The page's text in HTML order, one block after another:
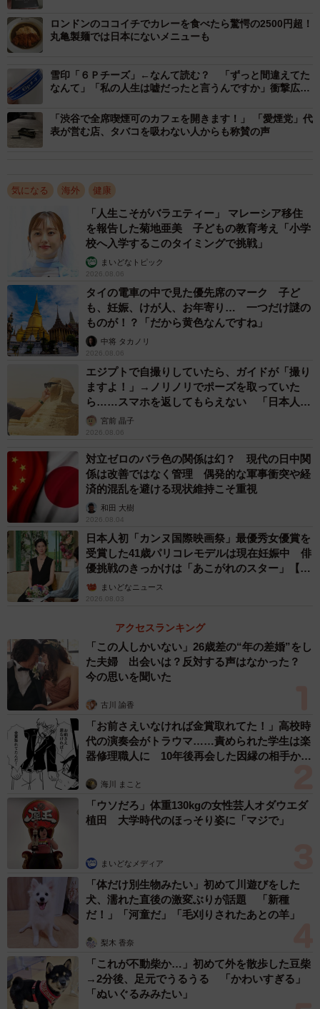
売ってくれるという。知らなければ決して辿り着けない魔
窟。
お前…本当にマールボロなのかい？
となると、買う方はどんなタバコがいくらで売られている
か全くわからず、銘柄を見て選ぶこともできないのでは？
と疑問に思うかもしれない。その通りである。なので筆者
は、目についた適当なスーパーに入り、とりあえず間違い
なく置いてありそうな「マールボロ」を頼んでみた。する
と店員も黙って頷き、棚の扉をおもむろに開けて中のタバ
上、何やら喫煙で損傷を受けた肺だか脳だかのおどろおど
ろしい写真が大きくプリントされている。俺の知っている
マールボロと違う。そう、イギリスではパッケージにも厳
しい規制が設けられており、ブランドごとに異なるデザイ
ンにすることはできないのだ（これも後で調べて知っ
た）。
マールボロ1箱2250円
で、カードの明細を確認したら日本円にして2250円（2022
年7月現在）が引き落とされていた！ それなりに高いだろ
う、まあ1000円くらいかな、などと予想してはいたのだ
が、まさか2000円を超えてくるとは。それであの極めて自
由かつ盛んな路上喫煙ぶり、私はイギリスがわからない。
※ちなみにずいぶん高くなったとはいえ、マールボロは日
本では1箱600円のようです（2022年7月現在）。あと、イ
ギリスでも別に路上喫煙が積極的に“推奨”されているわけで
はないと思います。念のため。
ロンドンのココイチでカレーを食べたら驚愕の2500円超！
丸亀製麺では日本にないメニューも
雪印「６Ｐチーズ」←なんて読む？ 「ずっと間違えてた
なんて」「私の人生は嘘だったと言うんですか」衝撃広が
「渋谷で全席喫煙可のカフェを開きます！」 「愛煙党」代
表が営む店、タバコを吸わない人からも称賛の声
気になる 海外 健康
「人生こそがバラエティー」 マレーシア移住
を報告した菊地亜美 子どもの教育考え「小学
校へ入学するこのタイミングで挑戦」
まいどなトピック
2026.08.06
タイの電車の中で見た優先席のマーク 子ど
も、妊娠、けが人、お年寄り… 一つだけ謎の
ものが！？「だから黄色なんですね」
中将 タカノリ
2026.08.06
エジプトで自撮りしていたら、ガイドが「撮り
ますよ！」→ノリノリでポーズを取っていた
ら……スマホを返してもらえない 「日本人は
カモ代表かも」「私は6時間で3万円払った」
宮前 晶子
2026.08.06
対立ゼロのバラ色の関係は幻？ 現代の日中関
係は改善ではなく管理 偶発的な軍事衝突や経
済的混乱を避ける現状維持こそ重視
和田 大樹
2026.08.04
日本人初「カンヌ国際映画祭」最優秀女優賞を
受賞した41歳パリコレモデルは現在妊娠中 俳
優挑戦のきっかけは「あこがれのスター」【徹
子の部屋】
まいどなニュース
2026.08.03
アクセスランキング
「この人しかいない」26歳差の“年の差婚”をし
た夫婦 出会いは？反対する声はなかった？
今の思いを聞いた
古川 諭香
「お前さえいなければ金賞取れてた！」高校時
代の演奏会がトラウマ……責められた学生は楽
器修理職人に 10年後再会した因縁の相手から
海川 まこと
「ウソだろ」体重130kgの女性芸人オダウエダ
植田 大学時代のほっそり姿に「マジで」
まいどなメディア
「体だけ別生物みたい」初めて川遊びをした
犬、濡れた直後の激変ぶりが話題 「新種
だ！」「河童だ」「毛刈りされたあとの羊」
梨木 香奈
「これが不動柴か…」初めて外を散歩した豆柴
→2分後、足元でうるうる 「かわいすぎる」
「ぬいぐるみみたい」